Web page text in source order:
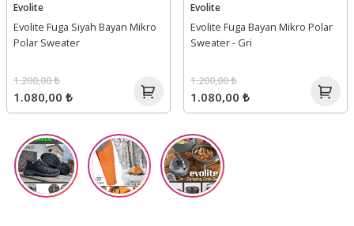
Evolite
Evolite Fuga Siyah Bayan Mikro
Polar Sweater
1.080,00 ₺
1.200,00 ₺
Evolite
Evolite Fuga Bayan Mikro Polar
Sweater - Gri
1.080,00 ₺
1.200,00 ₺